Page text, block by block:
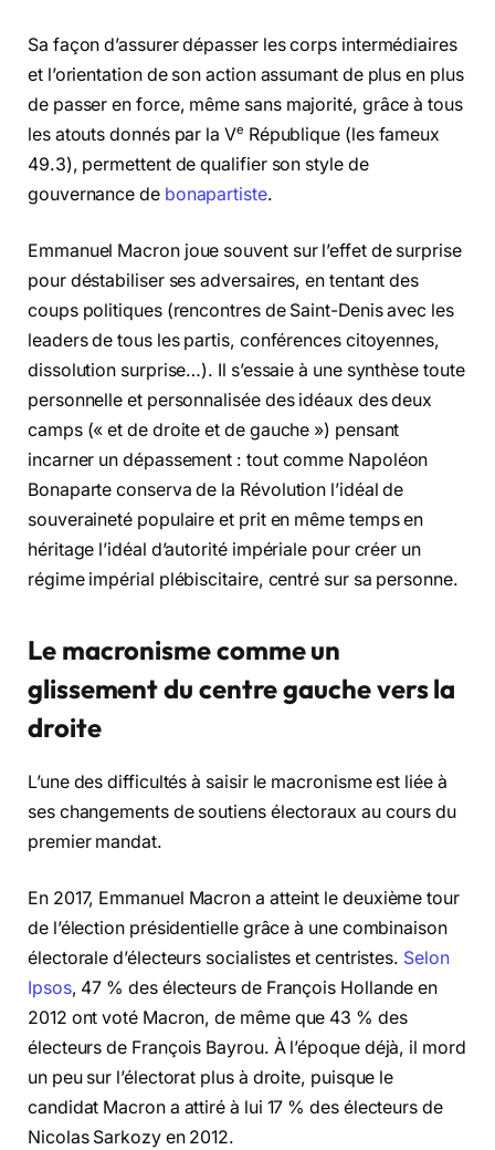
Sa façon d’assurer dépasser les corps intermédiaires
et l’orientation de son action assumant de plus en plus
de passer en force, même sans majorité, grâce à tous
les atouts donnés par la Ve République (les fameux
49.3), permettent de qualifier son style de
gouvernance de bonapartiste.
Emmanuel Macron joue souvent sur l’effet de surprise
pour déstabiliser ses adversaires, en tentant des
coups politiques (rencontres de Saint-Denis avec les
leaders de tous les partis, conférences citoyennes,
dissolution surprise…). Il s’essaie à une synthèse toute
personnelle et personnalisée des idéaux des deux
camps (« et de droite et de gauche ») pensant
incarner un dépassement : tout comme Napoléon
Bonaparte conserva de la Révolution l’idéal de
souveraineté populaire et prit en même temps en
héritage l’idéal d’autorité impériale pour créer un
régime impérial plébiscitaire, centré sur sa personne.
Le macronisme comme un
glissement du centre gauche vers la
droite
L’une des difficultés à saisir le macronisme est liée à
ses changements de soutiens électoraux au cours du
premier mandat.
En 2017, Emmanuel Macron a atteint le deuxième tour
de l’élection présidentielle grâce à une combinaison
électorale d’électeurs socialistes et centristes. Selon
Ipsos, 47 % des électeurs de François Hollande en
2012 ont voté Macron, de même que 43 % des
électeurs de François Bayrou. À l’époque déjà, il mord
un peu sur l’électorat plus à droite, puisque le
candidat Macron a attiré à lui 17 % des électeurs de
Nicolas Sarkozy en 2012.